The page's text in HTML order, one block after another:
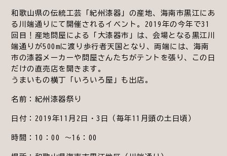
和歌山県の伝統工芸「紀州漆器」の産地、海南市黒江にあ
る川端通りにて開催されるイベント。2019年の今年で31
回目！産地問屋による「大漆器市」は、会場となる黒江川
端通りが500mに渡り歩行者天国となり、両端には、海南
市の漆器メーカーや問屋さんたちがテントを張り、この日
だけの直売店を開きます。
うまいもの横丁「いろいろ屋」も出店。
名前：紀州漆器祭り
日付：2019年11月2日・3日（毎年11月頭の土日頃）
時間：10：00 ～16：00